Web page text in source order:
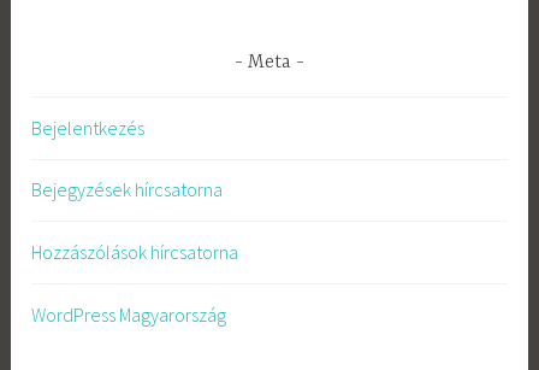
Meta
Bejelentkezés
Bejegyzések hírcsatorna
Hozzászólások hírcsatorna
WordPress Magyarország